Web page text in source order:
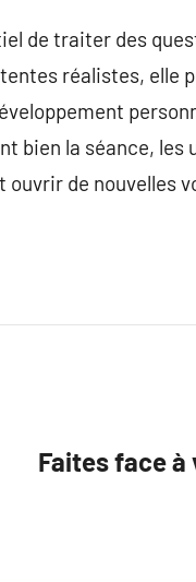
de traiter des
réalistes, elle
bien la séance,
de nouvelles
Faites face